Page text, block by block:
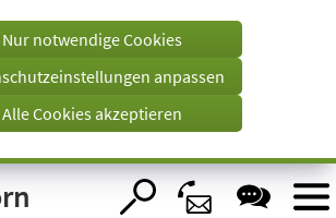
einem
Tab)
Nur notwendige Cookies
anpassen
Alle Cookies akzeptieren